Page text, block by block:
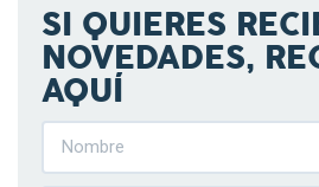
SI QUIERES
NOVEDADES,
AQUÍ